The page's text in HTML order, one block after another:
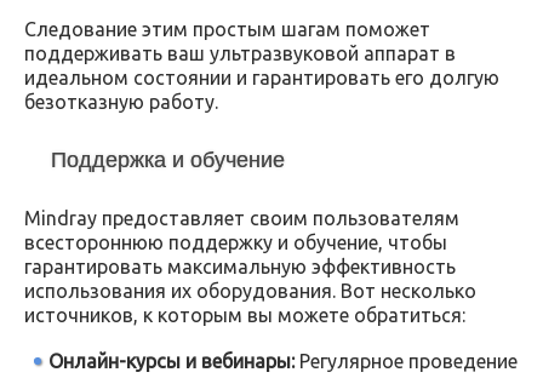
Следование этим простым шагам поможет
поддерживать ваш ультразвуковой аппарат в
идеальном состоянии и гарантировать его долгую
безотказную работу.
Поддержка и обучение
Mindray предоставляет своим пользователям
всестороннюю поддержку и обучение, чтобы
гарантировать максимальную эффективность
использования их оборудования. Вот несколько
источников, к которым вы можете обратиться:
Онлайн-курсы и вебинары:Регулярное проведение